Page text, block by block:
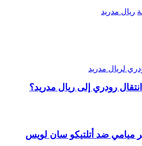
إلى ريال مدريد؟
ضد أتلتيكو سان لويس